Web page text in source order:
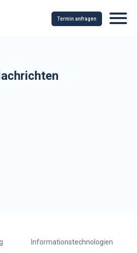
Termin anfragen
Informationstechnologien